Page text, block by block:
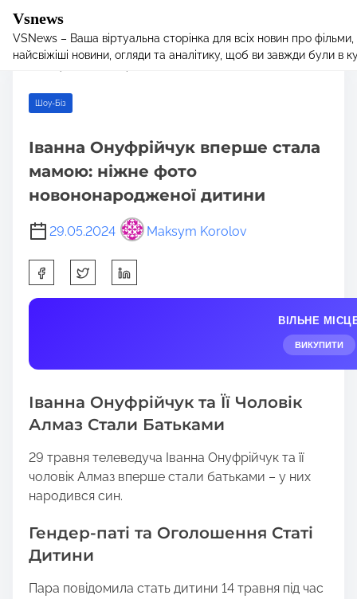
Vsnews
VSNews – Ваша віртуальна сторінка для всіх новин про
найсвіжіші новини, огляди та аналітику, щоб ви завжди були в
Home/Шоу-Біз/ Іванна Онуфрійчук вперше стала мамою:
Шоу-Біз
Іванна Онуфрійчук вперше стала
мамою: ніжне фото
новононародженої дитини
29.05.2024 Maksym Korolov
h
a
t
s
o
s
t
n
:
ВІЛЬНЕ
ВИКУПИТИ
Іванна Онуфрійчук та Її Чоловік
Алмаз Стали Батьками
29 травня телеведуча Іванна Онуфрійчук та її
чоловік Алмаз вперше стали батьками – у них
народився син.
Гендер-паті та Оголошення Статі
Дитини
Пара повідомила стать дитини 14 травня під час